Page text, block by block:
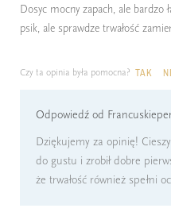
Dosyc mocny zapach, ale bardzo
psik, ale sprawdze trwałość
Czy ta opinia była pomocna? TAK
Odpowiedź od
Dziękujemy za opinię!
do gustu i zrobił dobre
że trwałość również spełni